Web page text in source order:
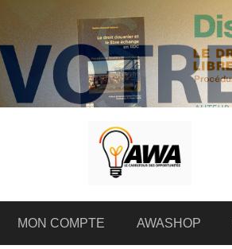
MON COMPTE AWASHOP